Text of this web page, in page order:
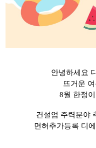
안녕하세요
뜨거운
8월 한정
건설업 주력분야
면허추가등록 디